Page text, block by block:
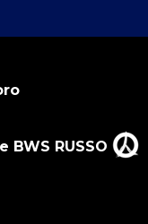
RUSSO